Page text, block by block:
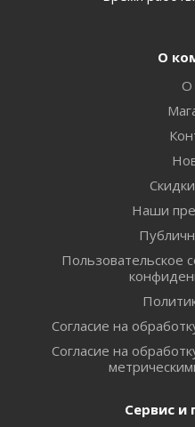
О
О
Наши
Пользовательское
Согласие на
Согласие на
Сервис